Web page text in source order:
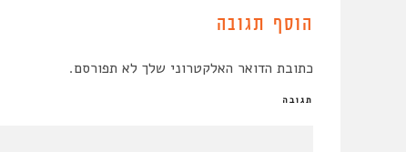
הוסף תגובה
כתובת הדואר האלקטרוני שלך לא תפורסם.
תגובה